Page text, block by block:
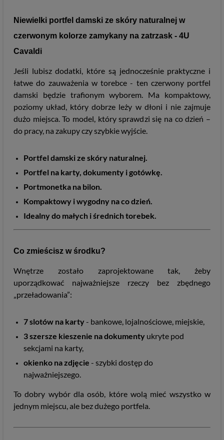
Niewielki portfel damski ze skóry naturalnej w
czerwonym kolorze zamykany na zatrzask - 4U
Cavaldi
Jeśli lubisz dodatki, które są jednocześnie praktyczne i
łatwe do zauważenia w torebce - ten czerwony portfel
damski będzie trafionym wyborem. Ma kompaktowy,
poziomy układ, który dobrze leży w dłoni i nie zajmuje
dużo miejsca. To model, który sprawdzi się na co dzień –
do pracy, na zakupy czy szybkie wyjście.
Portfel damski ze skóry naturalnej.
Portfel na karty, dokumenty i gotówkę.
Portmonetka na bilon.
Kompaktowy i wygodny na co dzień.
Idealny do małych i średnich torebek.
Co zmieścisz w środku?
Wnętrze zostało zaprojektowane tak, żeby
uporządkować najważniejsze rzeczy bez zbędnego
„przeładowania”:
7 slotów na karty- bankowe, lojalnościowe, miejskie,
3 szersze kieszenie na dokumenty ukryte pod
sekcjami na karty,
okienko na zdjęcie - szybki dostęp do
najważniejszego.
To dobry wybór dla osób, które wolą mieć wszystko w
jednym miejscu, ale bez dużego portfela.